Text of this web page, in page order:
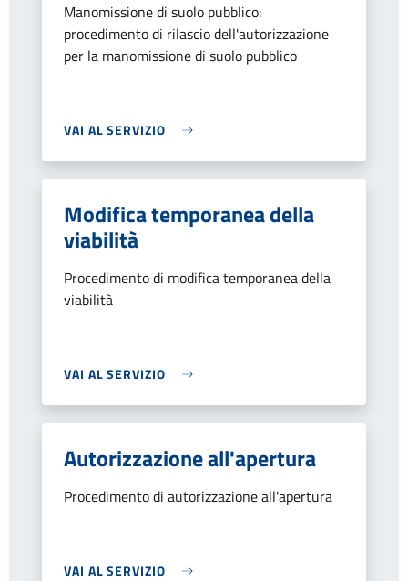
Manomissione di suolo pubblico:
procedimento di rilascio dell'autorizzazione
per la manomissione di suolo pubblico
VAI AL SERVIZIO
Modifica temporanea della
viabilità
Procedimento di modifica temporanea della
viabilità
VAI AL SERVIZIO
Autorizzazione all'apertura
Procedimento di autorizzazione all'apertura
VAI AL SERVIZIO